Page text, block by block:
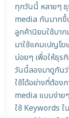
ทุกวันนี้ หลายๆ
media กันมากขึ้
ลูกค้านิยมใช้มา
มาใช้แคมเปญโ
บ่อยๆ เพื่อให้ธุรกิ
วันนี้ลองมาดูกันว่
ใช้ได้อย่างที่ต้อง
media แบบง่าย
ใช้ Keywords ใ